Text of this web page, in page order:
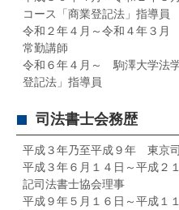
コース「商業登記法」指導員
令和２年４月～令和４年３
常勤講師
令和６年４月～ 駒澤大学法
登記法」指導員
司法書士会務歴
平成３年乃至平成９年 東京
平成３年６月１４日～平成
記司法書士協会理事
平成９年５月１６日～平成